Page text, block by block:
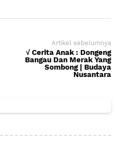
Artikel sebelumnya
√ Cerita Anak : Dongeng
Bangau Dan Merak Yang
Sombong | Budaya
Nusantara